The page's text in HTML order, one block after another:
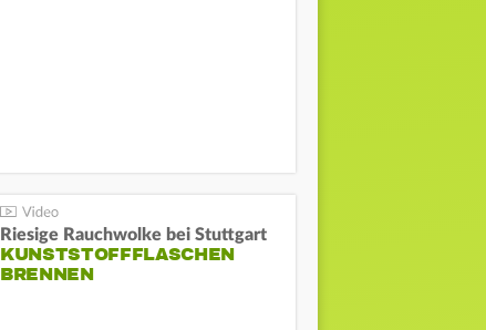
Riesige Rauchwolke bei Stuttgart
KUNSTSTOFFFLASCHEN
BRENNEN